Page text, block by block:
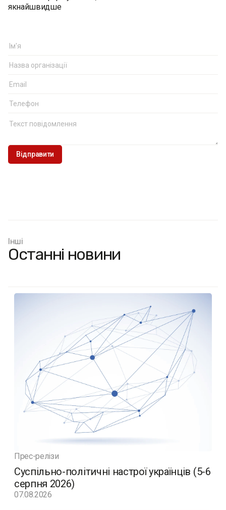
якнайшвидше
Інші
Останні новини
Прес-релізи
Суспільно-політичні настрої українців (5-6
серпня 2026)
07.08.2026